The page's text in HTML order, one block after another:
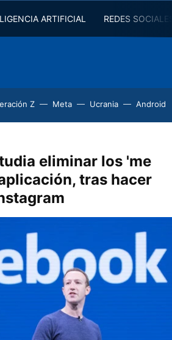
ARTIFICIAL REDES
Z Meta Ucrania Android
eliminar los 'me
tras hacer